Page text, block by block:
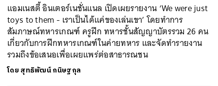
แอมเนสตี้ อินเตอร์เนชั่นแนล เปิดเผยรายงาน ‘We were just
toys to them - เราเป็นได้แค่ของเล่นเขา’ โดยทำการ
สัมภาษณ์ทหารเกณฑ์ ครูฝึก ทหารชั้นสัญญาบัตรรวม 26 คน
เกี่ยวกับการฝึกทหารเกณฑ์ในค่ายทหาร และจัดทำรายงาน
รวมถึงข้อเสนอเพื่อเผยแพร่ต่อสาธารณชน
โดย สุทธิพัฒน์ กนิษฐกุล